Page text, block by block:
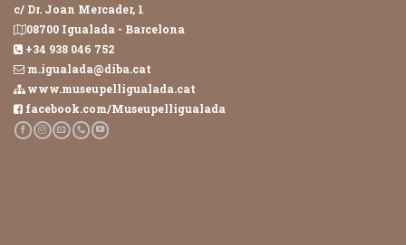
c/ Dr. Joan Mercader, 1
08700 Igualada - Barcelona
+34 938 046 752
m.igualada@diba.cat
www.museupelligualada.cat
facebook.com/Museupelligualada